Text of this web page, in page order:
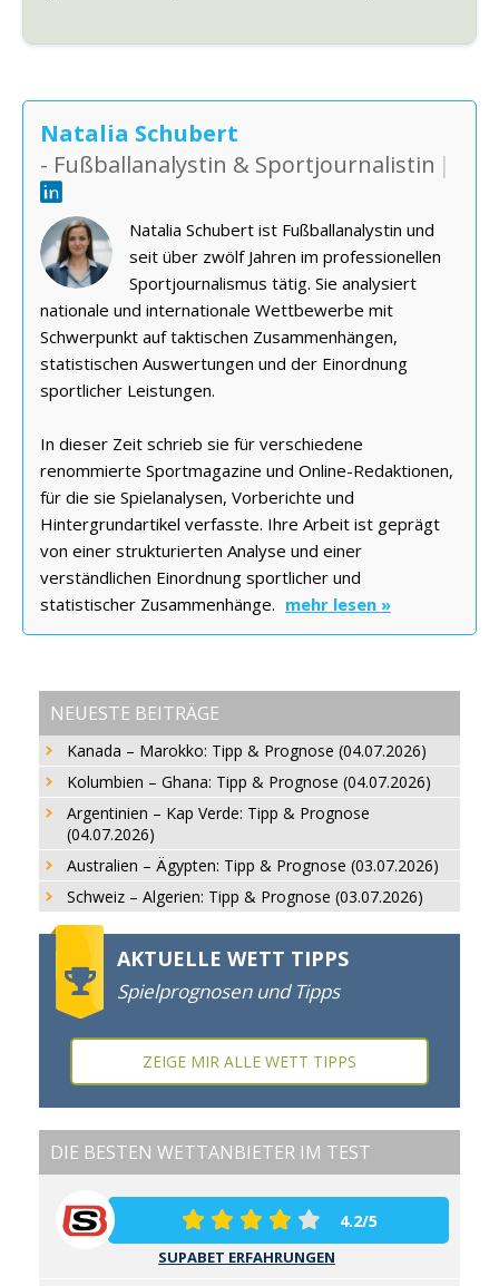
Natalia Schubert
- Fußballanalystin & Sportjournalistin |
Natalia Schubert ist Fußballanalystin und
seit über zwölf Jahren im professionellen
Sportjournalismus tätig. Sie analysiert
nationale und internationale Wettbewerbe mit
Schwerpunkt auf taktischen Zusammenhängen,
statistischen Auswertungen und der Einordnung
sportlicher Leistungen.
In dieser Zeit schrieb sie für verschiedene
renommierte Sportmagazine und Online-Redaktionen,
für die sie Spielanalysen, Vorberichte und
Hintergrundartikel verfasste. Ihre Arbeit ist geprägt
von einer strukturierten Analyse und einer
verständlichen Einordnung sportlicher und
statistischer Zusammenhänge. mehr lesen »
NEUESTE BEITRÄGE
Kanada – Marokko: Tipp & Prognose (04.07.2026)
Kolumbien – Ghana: Tipp & Prognose (04.07.2026)
Argentinien – Kap Verde: Tipp & Prognose
(04.07.2026)
Australien – Ägypten: Tipp & Prognose (03.07.2026)
Schweiz – Algerien: Tipp & Prognose (03.07.2026)
AKTUELLE WETT TIPPS
Spielprognosen und Tipps
ZEIGE MIR ALLE WETT TIPPS
DIE BESTEN WETTANBIETER IM TEST
4.2/5
SUPABET ERFAHRUNGEN